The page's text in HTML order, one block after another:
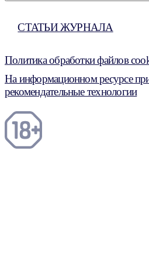
СТАТЬИ ЖУРНАЛА
Политика обработки файлов
На информационном ресурсе
рекомендательные технологии